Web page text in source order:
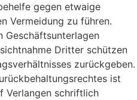
gegen etwaige
Vermeidung zu führen.
Geschäftsunterlagen
Dritter schützen
zurückgeben.
ist
Verlangen schriftlich